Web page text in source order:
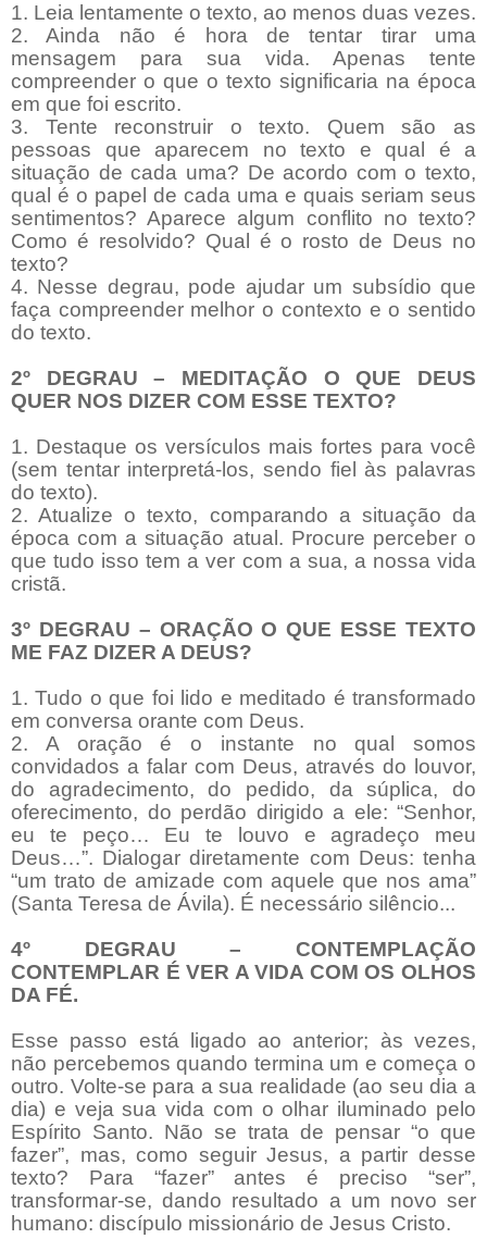
1. Leia lentamente o texto, ao menos duas vezes.
2. Ainda não é hora de tentar tirar uma
mensagem para sua vida. Apenas tente
compreender o que o texto significaria na época
em que foi escrito.
3. Tente reconstruir o texto. Quem são as
pessoas que aparecem no texto e qual é a
situação de cada uma? De acordo com o texto,
qual é o papel de cada uma e quais seriam seus
sentimentos? Aparece algum conflito no texto?
Como é resolvido? Qual é o rosto de Deus no
texto?
4. Nesse degrau, pode ajudar um subsídio que
faça compreender melhor o contexto e o sentido
do texto.
2º DEGRAU – MEDITAÇÃO O QUE DEUS
QUER NOS DIZER COM ESSE TEXTO?
1. Destaque os versículos mais fortes para você
(sem tentar interpretá-los, sendo fiel às palavras
do texto).
2. Atualize o texto, comparando a situação da
época com a situação atual. Procure perceber o
que tudo isso tem a ver com a sua, a nossa vida
cristã.
3º DEGRAU – ORAÇÃO O QUE ESSE TEXTO
ME FAZ DIZER A DEUS?
1. Tudo o que foi lido e meditado é transformado
em conversa orante com Deus.
2. A oração é o instante no qual somos
convidados a falar com Deus, através do louvor,
do agradecimento, do pedido, da súplica, do
oferecimento, do perdão dirigido a ele: “Senhor,
eu te peço… Eu te louvo e agradeço meu
Deus…”. Dialogar diretamente com Deus: tenha
“um trato de amizade com aquele que nos ama”
(Santa Teresa de Ávila). É necessário silêncio...
4º DEGRAU – CONTEMPLAÇÃO
CONTEMPLAR É VER A VIDA COM OS OLHOS
DA FÉ.
Esse passo está ligado ao anterior; às vezes,
não percebemos quando termina um e começa o
outro. Volte-se para a sua realidade (ao seu dia a
dia) e veja sua vida com o olhar iluminado pelo
Espírito Santo. Não se trata de pensar “o que
fazer”, mas, como seguir Jesus, a partir desse
texto? Para “fazer” antes é preciso “ser”,
transformar-se, dando resultado a um novo ser
humano: discípulo missionário de Jesus Cristo.